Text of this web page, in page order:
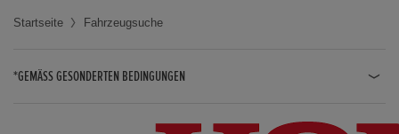
Startseite Fahrzeugsuche
*GEMÄSS GESONDERTEN BEDINGUNGEN